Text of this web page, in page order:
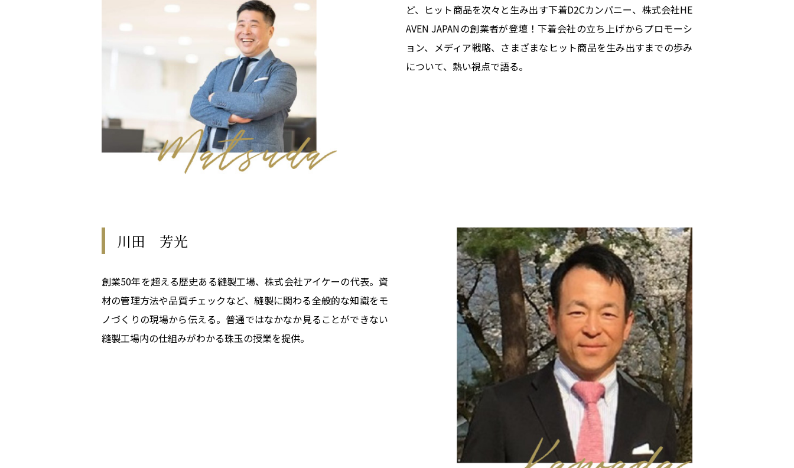
ど、ヒット商品を次々と生み出す下着D2Cカンパニー、株式会社HE
AVEN JAPANの創業者が登壇！下着会社の立ち上げからプロモーシ
ョン、メディア戦略、さまざまなヒット商品を生み出すまでの歩み
について、熱い視点で語る。
川田 芳光
創業50年を超える歴史ある縫製工場、株式会社アイケーの代表。資
材の管理方法や品質チェックなど、縫製に関わる全般的な知識をモ
ノづくりの現場から伝える。普通ではなかなか見ることができない
縫製工場内の仕組みがわかる珠玉の授業を提供。